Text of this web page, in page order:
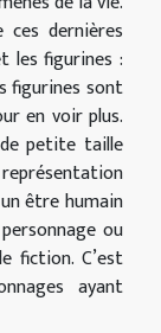
dernières
les figurines :
figurines sont
en voir plus.
petite taille
être humain
ou
fiction. C’est
ayant